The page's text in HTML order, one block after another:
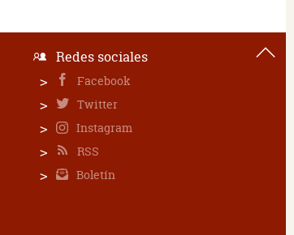
Redes sociales
Facebook
Twitter
Instagram
RSS
Boletín